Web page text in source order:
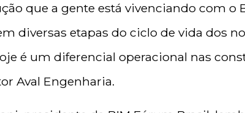
que a gente está vivenciando com o
diversas etapas do ciclo de vida dos
é um diferencial operacional nas
Aval Engenharia.